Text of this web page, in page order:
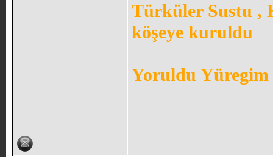
Türküler Sustu ,
köşeye kuruldu
Yoruldu